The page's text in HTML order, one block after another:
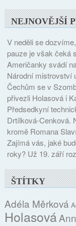
NEJNOVĚJŠÍ
V neděli se
pauze je však čeká
Američanky svádí
Národní mistrovství
Čechům se v
přivezli Holasová i
Předsedkyní
Drtílková-Cenková.
kromě Romana
Zajímá vás, jaké
roky? Už 19. září
ŠTÍTKY
Adéla Měrková
Holasová